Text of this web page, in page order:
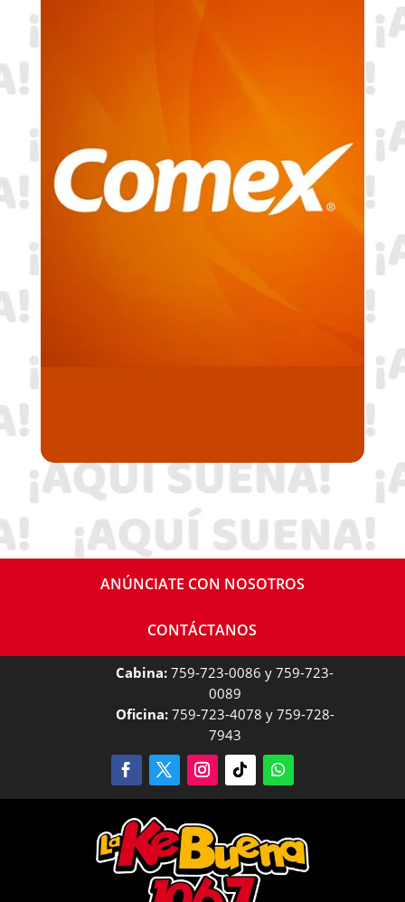
ANÚNCIATE CON NOSOTROS
CONTÁCTANOS
Cabina: 759-723-0086 y 759-723-
0089
Oficina:759-723-4078 y 759-728-
7943